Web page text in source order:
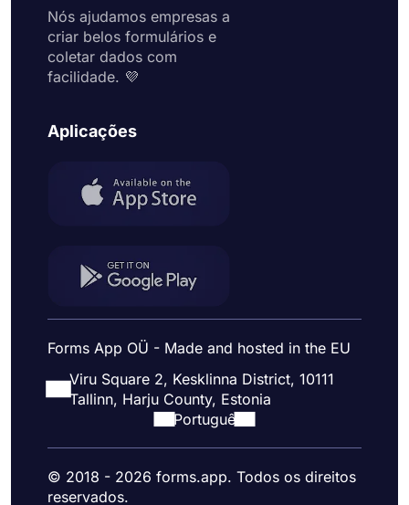
Nós ajudamos empresas a
criar belos formulários e
coletar dados com
facilidade. 💜
Aplicações
Forms App OÜ - Made and hosted in the EU
Viru Square 2, Kesklinna District, 10111
Tallinn, Harju County, Estonia
Portuguê
© 2018 - 2026 forms.app. Todos os direitos
reservados.